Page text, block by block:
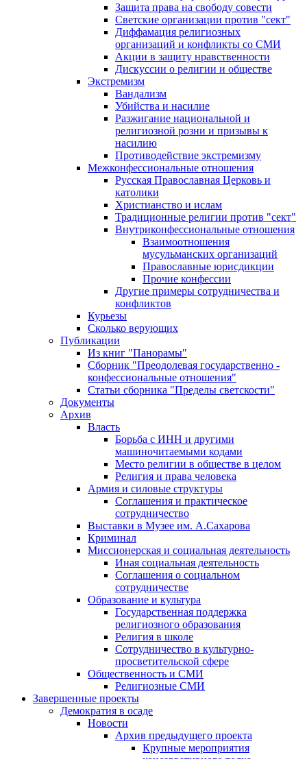
Защита права на свободу совести
Светские организации против "сект"
Диффамация религиозных
организаций и конфликты со СМИ
Акции в защиту нравственности
Дискуссии о религии и обществе
Экстремизм
Вандализм
Убийства и насилие
Разжигание национальной и
религиозной розни и призывы к
насилию
Противодействие экстремизму
Межконфессиональные отношения
Русская Православная Церковь и
католики
Христианство и ислам
Традиционные религии против "сект"
Внутриконфессиональные отношения
Взаимоотношения
мусульманских организаций
Православные юрисдикции
Прочие конфессии
Другие примеры сотрудничества и
конфликтов
Курьезы
Сколько верующих
Публикации
Из книг "Панорамы"
Сборник "Преодолевая государственно -
конфессиональные отношения"
Статьи сборника "Пределы светскости"
Документы
Архив
Власть
Борьба с ИНН и другими
машиночитаемыми кодами
Место религии в обществе в целом
Религия и права человека
Армия и силовые структуры
Соглашения и практическое
сотрудничество
Выставки в Музее им. А.Сахарова
Криминал
Миссионерская и социальная деятельность
Иная социальная деятельность
Соглашения о социальном
сотрудничестве
Образование и культура
Государственная поддержка
религиозного образования
Религия в школе
Сотрудничество в культурно-
просветительской сфере
Общественность и СМИ
Религиозные СМИ
Завершенные проекты
Демократия в осаде
Новости
Архив предыдущего проекта
Крупные мероприятия